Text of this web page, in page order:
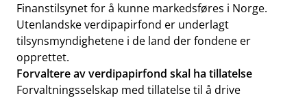
Finanstilsynet for å kunne markedsføres i Norge.
Utenlandske verdipapirfond er underlagt
tilsynsmyndighetene i de land der fondene er
opprettet.
Forvaltere av verdipapirfond skal ha tillatelse
Forvaltningsselskap med tillatelse til å drive